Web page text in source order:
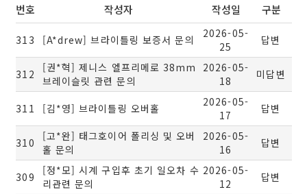
번호 작성자 작성일 구분
313 [A*drew] 브라이틀링 보증서 문의
2026-05-
25
답변
312
[권*혁] 제니스 엘프리메로 38mm
브레이슬릿 관련 문의
2026-05-
18
미답변
311 [김*영] 브라이틀링 오버홀
2026-05-
17
답변
310
[고*완] 태그호이어 폴리싱 및 오버
홀 문의
2026-05-
16
답변
309
[정*모] 시계 구입후 초기 일오차 수
리관련 문의
2026-05-
12
답변